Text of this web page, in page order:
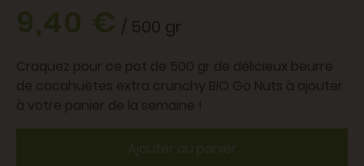
9,40 €/ 500 gr
Craquez pour ce pot de 500 gr de délicieux beurre
de cacahuètes extra crunchy BIO Go Nuts à ajouter
à votre panier de la semaine !
Ajouter au panier